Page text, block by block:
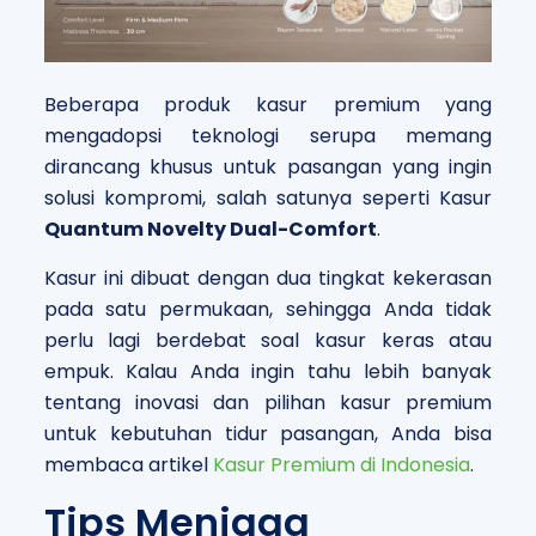
Beberapa produk kasur premium yang
mengadopsi teknologi serupa memang
dirancang khusus untuk pasangan yang ingin
solusi kompromi, salah satunya seperti Kasur
Quantum Novelty Dual-Comfort.
Kasur ini dibuat dengan dua tingkat kekerasan
pada satu permukaan, sehingga Anda tidak
perlu lagi berdebat soal kasur keras atau
empuk. Kalau Anda ingin tahu lebih banyak
tentang inovasi dan pilihan kasur premium
untuk kebutuhan tidur pasangan, Anda bisa
membaca artikelKasur Premium di Indonesia.
Tips Menjaga